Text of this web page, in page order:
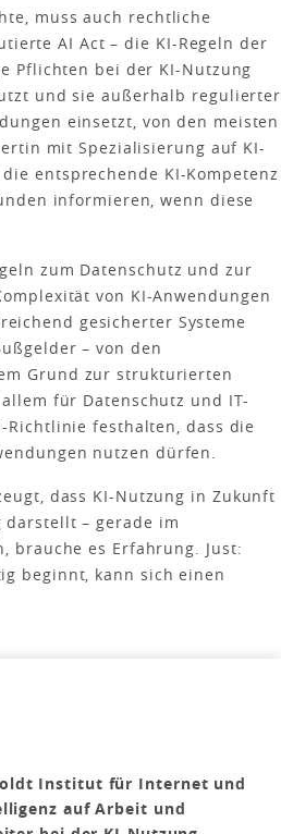
muss auch rechtliche
AI Act – die KI-Regeln der
Pflichten bei der KI-Nutzung
und sie außerhalb regulierter
einsetzt, von den meisten
mit Spezialisierung auf KI-
entsprechende KI-Kompetenz
informieren, wenn diese
zum Datenschutz und zur
von KI-Anwendungen
gesicherter Systeme
– von den
Grund zur strukturierten
für Datenschutz und IT-
festhalten, dass die
nutzen dürfen.
dass KI-Nutzung in Zukunft
– gerade im
brauche es Erfahrung. Just:
beginnt, kann sich einen
Institut für Internet und
auf Arbeit und